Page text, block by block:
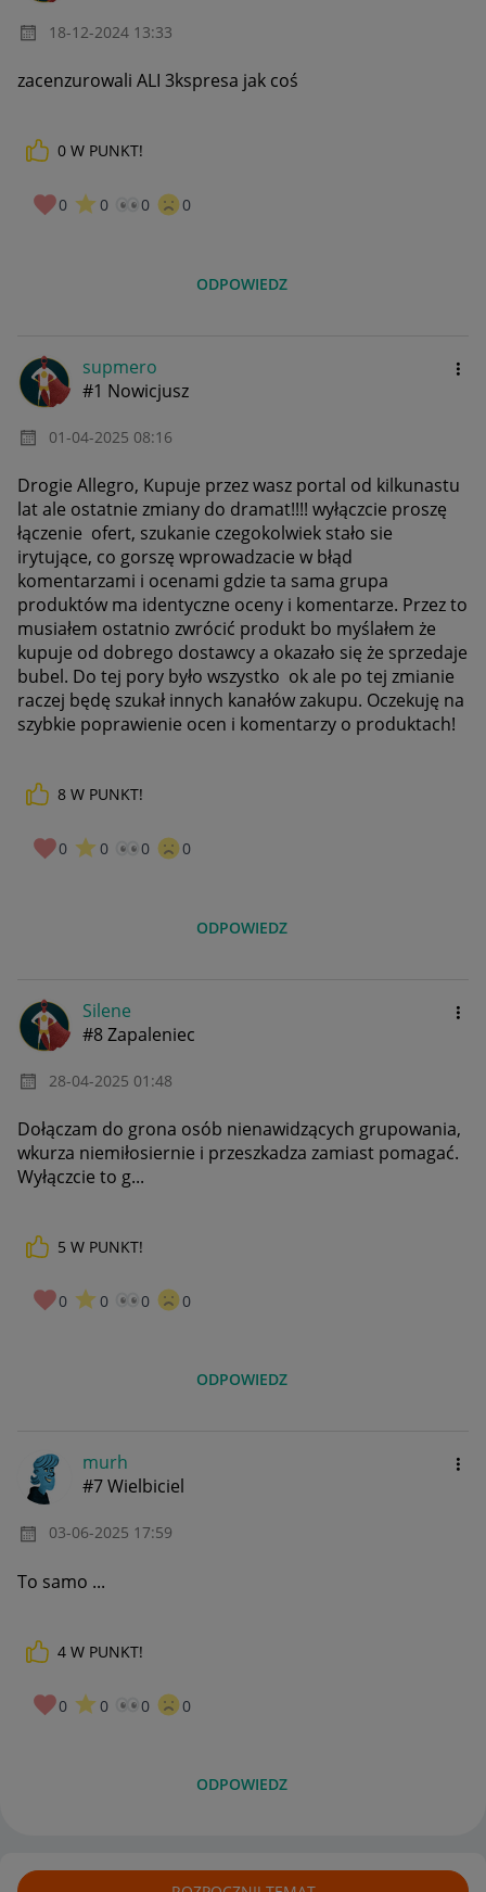
‎18-12-2024 13:33
zacenzurowali ALI 3kspresa jak coś
0 W PUNKT!
0 0 0 0
ODPOWIEDZ
supmero
#1 Nowicjusz
‎01-04-2025 08:16
Drogie Allegro, Kupuje przez wasz portal od kilkunastu
lat ale ostatnie zmiany do dramat!!!! wyłączcie proszę
łączenie ofert, szukanie czegokolwiek stało sie
irytujące, co gorszę wprowadzacie w błąd
komentarzami i ocenami gdzie ta sama grupa
produktów ma identyczne oceny i komentarze. Przez to
musiałem ostatnio zwrócić produkt bo myślałem że
kupuje od dobrego dostawcy a okazało się że sprzedaje
bubel. Do tej pory było wszystko ok ale po tej zmianie
raczej będę szukał innych kanałów zakupu. Oczekuję na
szybkie poprawienie ocen i komentarzy o produktach!
8 W PUNKT!
0 0 0 0
ODPOWIEDZ
Silene
#8 Zapaleniec
‎28-04-2025 01:48
Dołączam do grona osób nienawidzących grupowania,
wkurza niemiłosiernie i przeszkadza zamiast pomagać.
Wyłączcie to g...
5 W PUNKT!
0 0 0 0
ODPOWIEDZ
murh
#7 Wielbiciel
‎03-06-2025 17:59
To samo ...
4 W PUNKT!
0 0 0 0
ODPOWIEDZ